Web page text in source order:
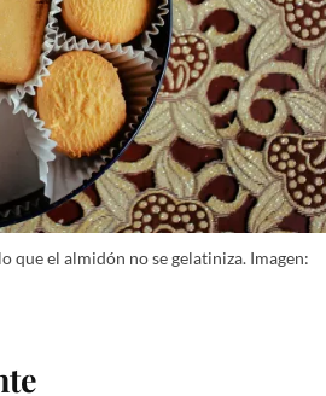
que el almidón no se gelatiniza. Imagen: